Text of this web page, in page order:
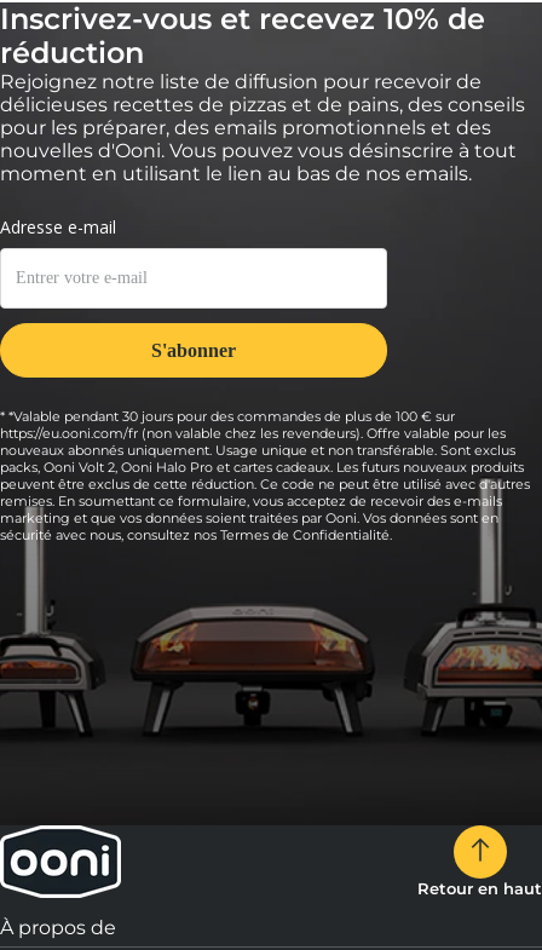
7:
Saupoudrez uniformément les amandes
Marcona.
Garnissez chaque morceau d'une tranche de
speck et servez.
Inscrivez-vous et recevez 10% de
réduction
Rejoignez notre liste de diffusion pour recevoir de
délicieuses recettes de pizzas et de pains, des conseils
pour les préparer, des emails promotionnels et des
nouvelles d'Ooni. Vous pouvez vous désinscrire à tout
moment en utilisant le lien au bas de nos emails.
* *Valable pendant 30 jours pour des commandes de plus de 100 € sur
https://eu.ooni.com/fr (non valable chez les revendeurs). Offre valable pour les
nouveaux abonnés uniquement. Usage unique et non transférable. Sont exclus
packs, Ooni Volt 2, Ooni Halo Pro et cartes cadeaux. Les futurs nouveaux produits
peuvent être exclus de cette réduction. Ce code ne peut être utilisé avec d'autres
remises. En soumettant ce formulaire, vous acceptez de recevoir des e-mails
marketing et que vos données soient traitées par Ooni. Vos données sont en
sécurité avec nous, consultez nos Termes de Confidentialité.
Retour en haut
À propos de